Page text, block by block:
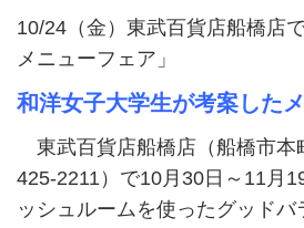
10/24（金）東武百貨店船橋店
メニューフェア」
和洋女子大学生が考案した
東武百貨店船橋店（船橋市本
425-2211）で10月30日～11月
ッシュルームを使ったグッドバ